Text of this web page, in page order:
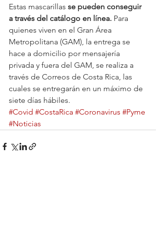
Estas mascarillas se pueden conseguir
a través del catálogo en línea. Para
quienes viven en el Gran Área
Metropolitana (GAM), la entrega se
hace a domicilio por mensajería
privada y fuera del GAM, se realiza a
través de Correos de Costa Rica, las
cuales se entregarán en un máximo de
siete días hábiles.
#Covid #CostaRica #Coronavirus #Pyme
#Noticias